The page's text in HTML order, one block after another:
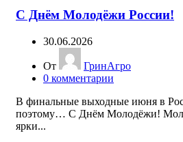
С Днём Молодёжи России!
30.06.2026
От
ГринАгро
0 комментарии
В финальные выходные июня в
поэтому… С Днём Молодёжи!
ярки...